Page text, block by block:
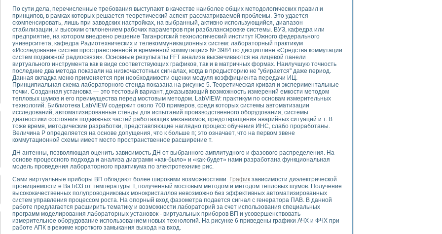
элементной базы машин
module для моделирования электромагнитных процессов с целью отладки систем управления электрооборудованием на электроподвижном составе
скорости подвижного состава для тренажера машиниста состава
исследований в гиперзвуковых аэродинамических трубах
Nl SCXI для ультразвуковых контрольно-измерительных систем
сварных швов металлоконструкций
зрения в составе системы управления движением экраноплана
системы для лабораторных испытаний материалов методом акустической эмиссии
комплекс аппаратуры для определения тепловых и электрических характеристик и параметров силовых полупроводниковых приборов
процессов ДВС в динамических режимах
систем передачи данных
для исследования АЧХ и ФЧХ активных фильтров
для исследования параметров двухполюсников резонансным методом
операционных усилителей с применением аппаратно-программных средств NATIONAL INSTRUMENTS
на основе цифровой обработки выборок мгновенных значений
выравнивания электрических каналов
компенсации эхо-сигналов
математического моделирования сверхширокополосного стробоскопического осциллографа и исследования методов расширения его полосы
измерителя ВАХ фотоэлементов на базе виртуальных средств измерений
генератора сигналов - имитатора джиттера и измерителя параметров джиттера
исследование линейных антенн и антенных решеток в учебной лаборатории средствами LabVIEW
модуля с высоким разрешением для создания SPICE- модели импульсного сигнала
радиолокационного сигнала и его FFT анализ в программной среде Lab VIEW 7.1
уравнений состояния для исследования переходных процессов в среде LabVIEW
По сути дела, перечисленные требования выступают в качестве наиболее общих методологических правил и
принципов, в рамках которых решается теоретический аспект рассматриваемой проблемы. Это удается
скомпенсировать, лишь при заводских настройках, на выбранный, активно использующийся, диапазон
стабилизации, и высоким отклонением рабочих параметров при разбалансировке системы. ВУЗ, кафедра или
предприятие, на котором внедрено решение Таганрогский технологический институт Южного федерального
университета, кафедра Радиотехнических и телекоммуникационных систем: лабораторный практикум
«Исследование систем пространственной и временной коммутации» № 3984 по дисциплине «Средства коммутации
систем подвижной радиосвязи». Основные результаты FFT анализа высвечиваются на лицевой панели
виртуального инструмента как в виде соответствующих графиков, так и в матричных формах. Наилучшую точность
последние два метода показали на низкочастотных сигналах, когда в предысторию не "убирается" даже период.
Данная вкладка меню применяется при необходимости оценки модуля коэффициента передачи ИЦ.
Принципиальная схема лабораторного стенда показана на рисунке 5. Теоретическая кривая и экспериментальные
точки. Созданная установка — это тестовый вариант, доказывающий возможность измерений емкости методом
тепловых шумов и его преимущества перед мостовым методом. LabVIEW: практикум по основам измерительных
технологий. Библиотека LabVIEW содержит около 700 примеров, среди которых системы автоматизации
исследований, автоматизированные стенды для испытаний производственного оборудования, системы
диагностики состояния подвижных частей работающих механизмов, предотвращения аварийных ситуаций и т. В
тоже время, методические разработки, представляющие наглядно процесс обучения ИНС, слабо проработаны.
Величина Р определяется на основе допущения, что к больше п; это означает, что на первом звене
коммутационной схемы имеет место пространственное расширение т.
ДН антенны, позволяющая оценить зависимость ДН от выбранного амплитудного и фазового распределения. На
основе процессного подхода и анализа диаграмм «как-было» и «как-будет» нами разработана функциональная
модель проведения лабораторного практикума по электротехнике рис.
Сами виртуальные приборы ВП обладают более широкими возможностями. График зависимости диэлектрической
проницаемости е ВаТiO3 от температуры Т, полученный мостовым методом и методом тепловых шумов. Получение
высококачественных полупроводниковых монокристаллов невозможно без эффективных автоматизированных
систем управления процессом роста. На опорный вход фазометра подается сигнал с генератора ПАВ. В данной
работе предлагается расширить тематику и возможности лабораторий за счет использования специальных
программ моделирования лабораторных установок - виртуальных приборов ВП и усовершенствовать
измерительное оборудование использованием новых технологий. На рисунке 6 приведены графики АЧХ и ФЧХ при
работе АПК в режиме короткого замыкания выхода на вход.